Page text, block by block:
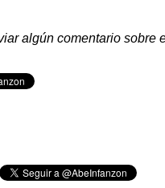
algún comentario sobre